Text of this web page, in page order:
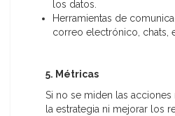
los datos.
Herramientas de
correo electrónico, chats,
5. Métricas
Si no se miden las
la estrategia ni mejorar los